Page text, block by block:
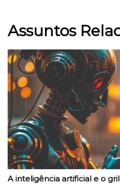
Assuntos
A inteligência artificial e o